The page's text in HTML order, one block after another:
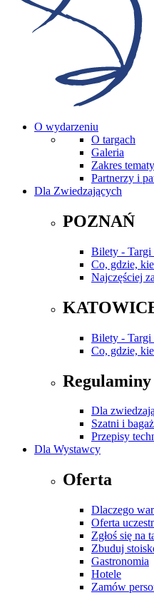
O wydarzeniu
O targach
Galeria
Zakres
Partnerzy i
Dla Zwiedzających
POZNAŃ
Bilety -
Co, gdzie,
Najczęściej
Bilety -
Co, gdzie,
Regulaminy
Dla
Szatni i
Przepisy
Dla Wystawcy
Oferta
Dlaczego
Oferta
Zgłoś się na
Zbuduj
Gastronomia
Hotele
Zamów